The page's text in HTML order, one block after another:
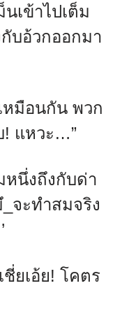
เข้าไปเต็ม
บอ้วกออกมา
หมือนกัน พวก
! แหวะ…”
หนึ่งถึงกับด่า
จะทำสมจริง
ชี่ยเอ้ย! โคตร